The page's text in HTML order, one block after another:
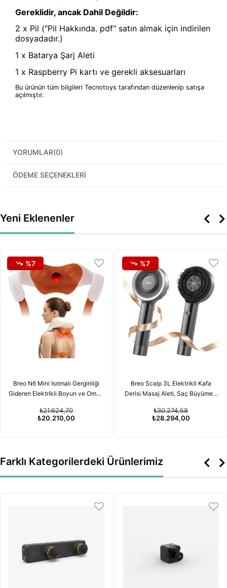
Gereklidir, ancak Dahil Değildir:
2 x Pil ("Pil Hakkında. pdf" satın almak için indirilen
dosyadadır.)
1 x Batarya Şarj Aleti
1 x Raspberry Pi kartı ve gerekli aksesuarları
Bu ürünün tüm bilgileri Tecnotoys tarafından düzenlenip satışa
açılmıştır.
YORUMLAR(0)
ÖDEME SEÇENEKLERI
Yeni Eklenenler
Breo N6 Mini Isıtmalı Gerginliği
Gideren Elektrikli Boyun ve Omuz
₺20.210,00
₺21.624,70
%7
Breo Scalp 3L Elektrikli Kafa
Derisi Masaj Aleti, Saç Büyümesi
Özelliğiyle
₺28.294,00
₺30.274,58
%7
Farklı Kategorilerdeki Ürünlerimiz